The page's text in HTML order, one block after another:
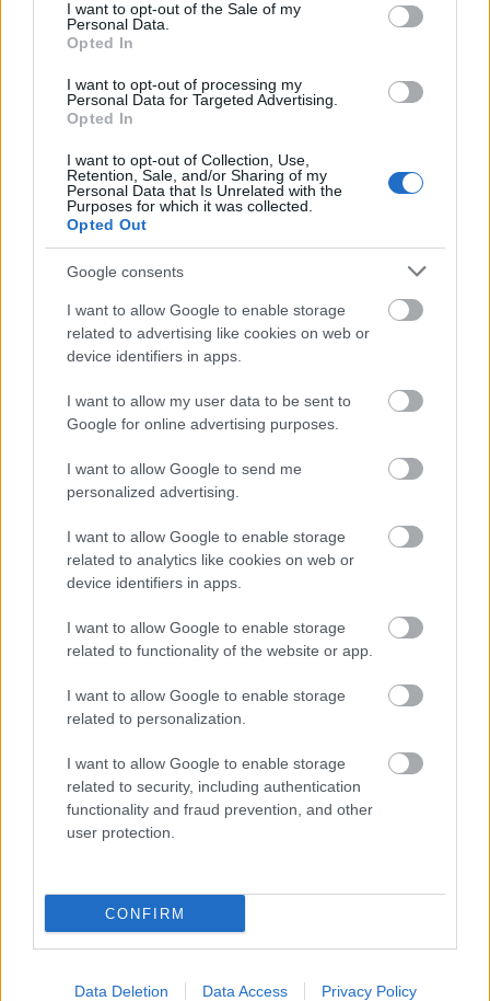
I want to opt-out of the Sale of my
Personal Data.
Opted In
I want to opt-out of processing my
Personal Data for Targeted Advertising.
Opted In
I want to opt-out of Collection, Use,
Retention, Sale, and/or Sharing of my
Personal Data that Is Unrelated with the
Purposes for which it was collected.
Opted Out
Google consents
I want to allow Google to enable storage
related to advertising like cookies on web or
device identifiers in apps.
I want to allow my user data to be sent to
Google for online advertising purposes.
I want to allow Google to send me
personalized advertising.
I want to allow Google to enable storage
related to analytics like cookies on web or
device identifiers in apps.
I want to allow Google to enable storage
related to functionality of the website or app.
I want to allow Google to enable storage
related to personalization.
I want to allow Google to enable storage
related to security, including authentication
functionality and fraud prevention, and other
user protection.
CONFIRM
Data Deletion Data Access Privacy Policy
1195. BEKIÁLTÁS a kivándorlásról
Kabai Domokos Lajos
„2001 és 2010 között német energiavállalatok 950
millió euró osztalékot vittek ki Magyarországról”
1172. BEKIÁLTÁS: Vendégmunkás-
dominóhatás
Teljesült az EU-cél: a mai vendégmunkások
felnevelésének, oktatásának perifériákra terhelése is
gazdagítja a gazdagokat. A hírre, miszerint az
Ausztriában foglalkoztatott valamivel több, mint 1
millió külföldi közül a legtöbb a magyarországi
munkavállaló – konkrétan 124 ezer 718 –,…